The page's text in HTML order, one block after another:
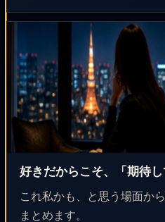
好きだからこそ、「期待
これ私かも、と思う場面か
まとめます。